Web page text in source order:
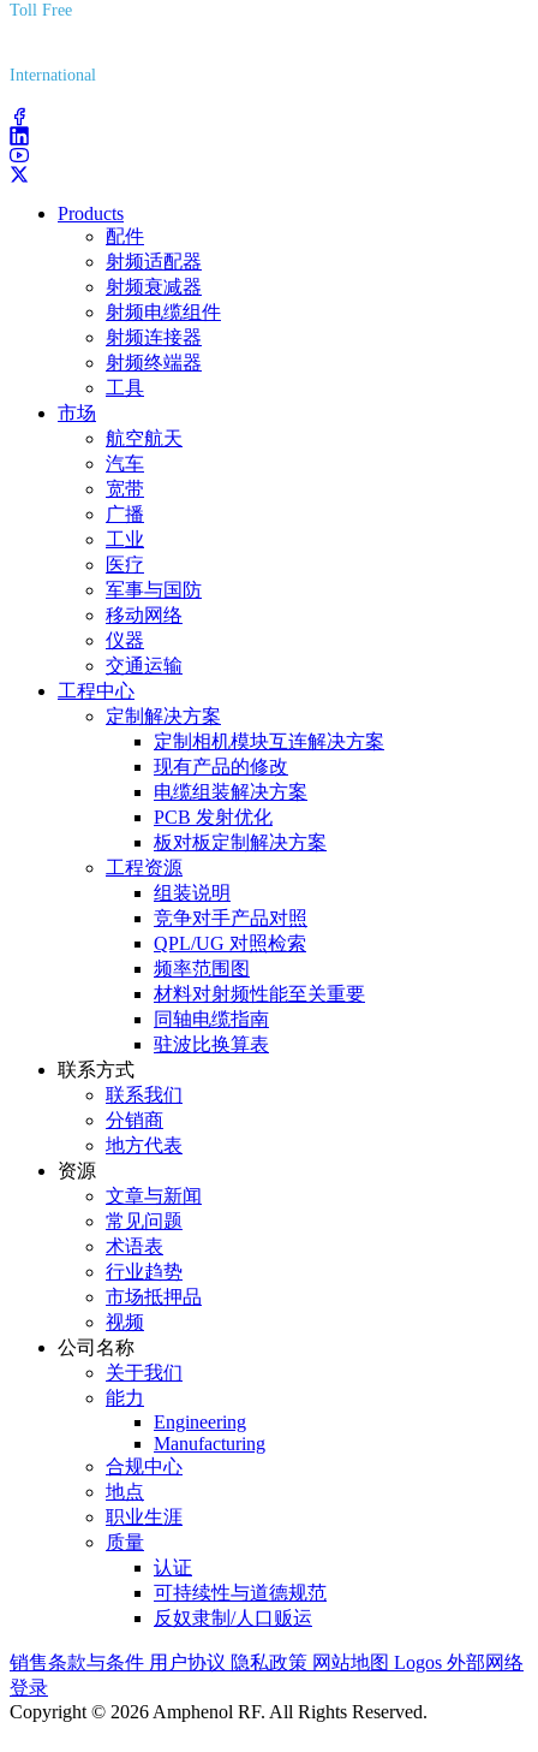
Toll Free
International
Products
配件
射频适配器
射频衰减器
射频电缆组件
射频连接器
射频终端器
工具
市场
航空航天
汽车
宽带
广播
工业
医疗
军事与国防
移动网络
仪器
交通运输
工程中心
定制解决方案
定制相机模块互连解决方案
现有产品的修改
电缆组装解决方案
PCB 发射优化
板对板定制解决方案
工程资源
组装说明
竞争对手产品对照
QPL/UG 对照检索
频率范围图
材料对射频性能至关重要
同轴电缆指南
驻波比换算表
联系方式
联系我们
分销商
地方代表
资源
文章与新闻
常见问题
术语表
行业趋势
市场抵押品
视频
公司名称
关于我们
能力
Engineering
Manufacturing
合规中心
地点
职业生涯
质量
认证
可持续性与道德规范
反奴隶制/人口贩运
销售条款与条件 用户协议 隐私政策 网站地图 Logos 外部网络
登录
Copyright © 2026 Amphenol RF. All Rights Reserved.